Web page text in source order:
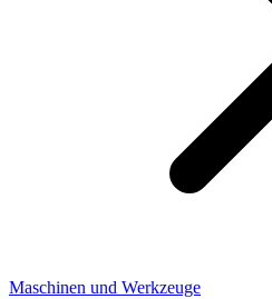
Maschinen und Werkzeuge